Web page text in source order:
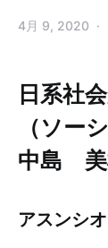
4月 9, 2020
日系社
（ソー
中島 美
アスンシ